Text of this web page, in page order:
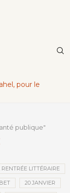
pour le
publique"
LITTÉRAIRE
20 JANVIER